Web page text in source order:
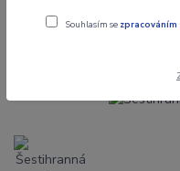
Šestihranná
Souhlasím se